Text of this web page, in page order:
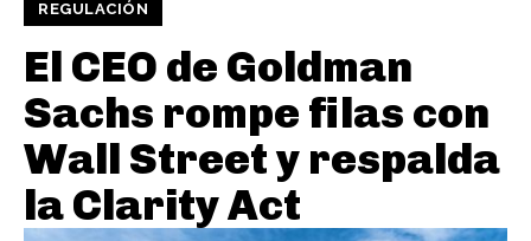
REGULACIÓN
El CEO de Goldman
Sachs rompe filas con
Wall Street y respalda
la Clarity Act